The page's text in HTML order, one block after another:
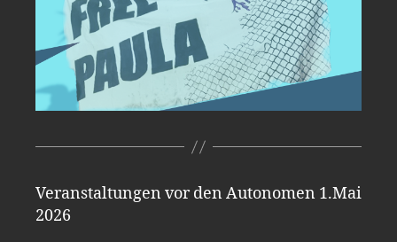
Veranstaltungen vor den Autonomen 1.Mai
2026